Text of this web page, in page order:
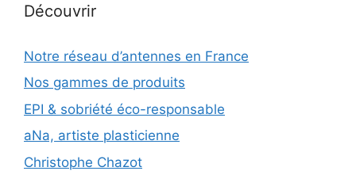
Découvrir
Notre réseau d’antennes en France
Nos gammes de produits
EPI & sobriété éco-responsable
aNa, artiste plasticienne
Christophe Chazot